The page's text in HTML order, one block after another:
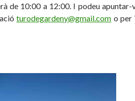
de 10:00 a 12:00. I podeu apuntar-
turodegardeny@gmail.com o per